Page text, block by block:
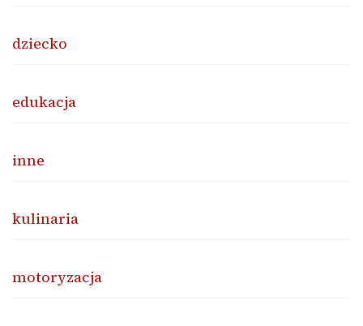
dziecko
edukacja
inne
kulinaria
motoryzacja